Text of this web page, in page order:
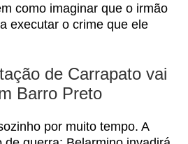
como imaginar que o irmão
executar o crime que ele
de Carrapato vai
Barro Preto
por muito tempo. A